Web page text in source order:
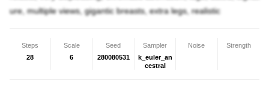
ure, multiple views, gigantic breasts, extra legs, realistic
Steps
28
Scale
6
Seed
280080531
Sampler
k_euler_an
cestral
Noise Strength